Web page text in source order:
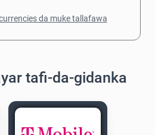
da muke tallafawa
tafi-da-gidanka